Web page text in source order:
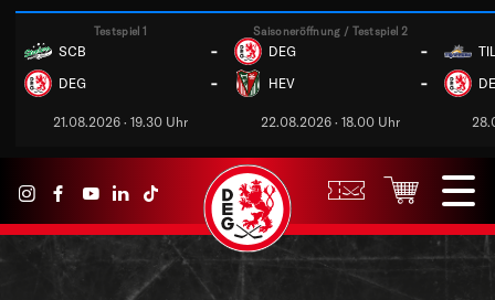
Testspiel 1
SCB -
DEG -
21.08.2026 · 19.30 Uhr
Saisoneröffnung / Testspiel 2
DEG -
HEV -
22.08.2026 · 18.00 Uhr
TIL